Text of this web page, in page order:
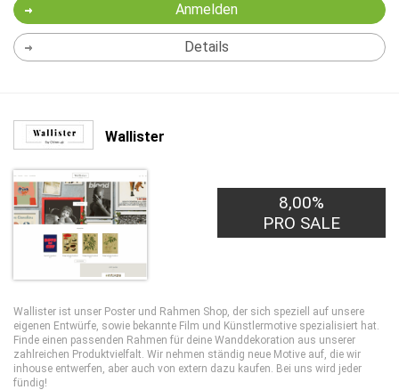
Anmelden
Details
Wallister
8,00%
PRO SALE
Wallister ist unser Poster und Rahmen Shop, der sich speziell auf unsere
eigenen Entwürfe, sowie bekannte Film und Künstlermotive spezialisiert hat.
Finde einen passenden Rahmen für deine Wanddekoration aus unserer
zahlreichen Produktvielfalt. Wir nehmen ständig neue Motive auf, die wir
inhouse entwerfen, aber auch von extern dazu kaufen. Bei uns wird jeder
fündig!